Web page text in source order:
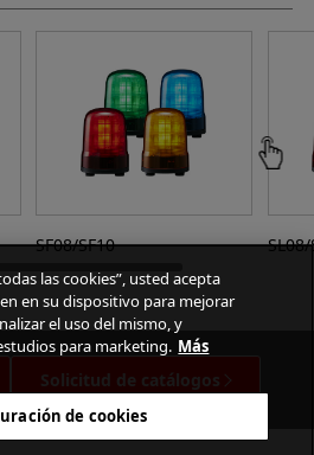
SF08/SF10 SL08/
Solicitud de catálogos
las cookies”, usted acepta
en su dispositivo para mejorar
el uso del mismo, y
para marketing. Más
de cookies